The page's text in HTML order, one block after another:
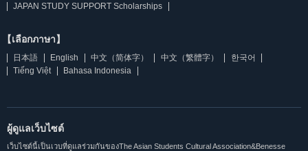
JAPAN STUDY SUPPORT Scholarships
【เลือกภาษา】
日本語 English 中文（简体字） 中文（繁體字）
한국어
Tiếng Việt
Bahasa Indonesia
ผู้ดูแลเว็บไซต์
เว็บไซต์นี้เป็นเวบที่ดูแลร่วมกันของThe Asian Students Cultural Association&Benesse